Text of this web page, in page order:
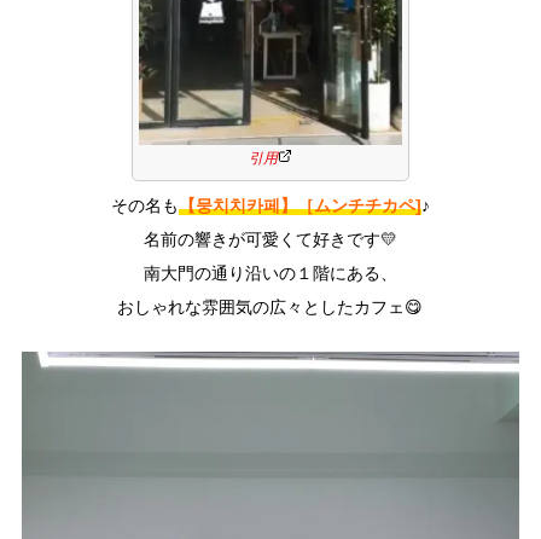
引用
その名も【뭉치치카페】［ムンチチカペ]♪
名前の響きが可愛くて好きです💛
南大門の通り沿いの１階にある、
おしゃれな雰囲気の広々としたカフェ😋